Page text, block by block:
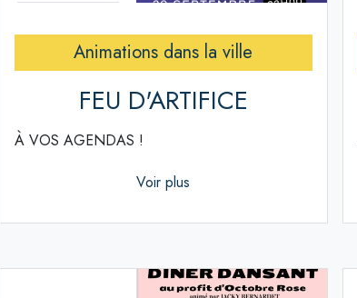
Animations dans la ville
FEU D'ARTIFICE
À VOS AGENDAS !
Voir plus